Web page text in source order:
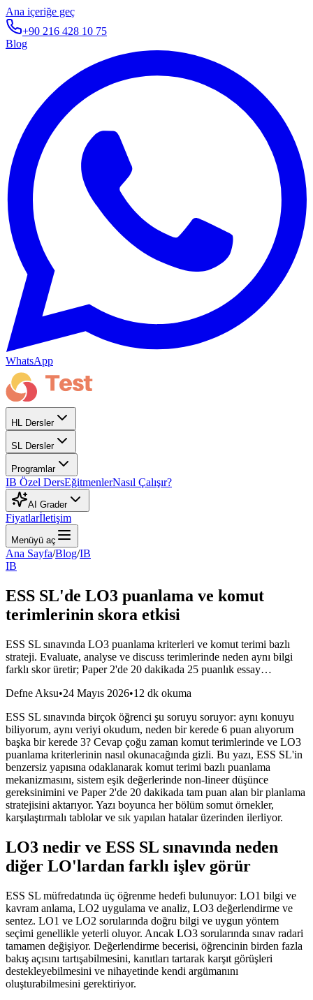
Ana içeriğe geç
+90 216 428 10 75
Blog
WhatsApp
HL Dersler
SL Dersler
Programlar
IB Özel DersEğitmenlerNasıl Çalışır?
AI Grader
Fiyatlarİletişim
Menüyü aç
Ana Sayfa/Blog/IB
IB
ESS SL'de LO3 puanlama ve komut
terimlerinin skora etkisi
ESS SL sınavında LO3 puanlama kriterleri ve komut terimi bazlı
strateji. Evaluate, analyse ve discuss terimlerinde neden aynı bilgi
farklı skor üretir; Paper 2'de 20 dakikada 25 puanlık essay…
Defne Aksu•24 Mayıs 2026•12 dk okuma
ESS SL sınavında birçok öğrenci şu soruyu soruyor: aynı konuyu
biliyorum, aynı veriyi okudum, neden bir kerede 6 puan alıyorum
başka bir kerede 3? Cevap çoğu zaman komut terimlerinde ve LO3
puanlama kriterlerinin nasıl okunacağında gizli. Bu yazı, ESS SL'in
benzersiz yapısına odaklanarak komut terimi bazlı puanlama
mekanizmasını, sistem eşik değerlerinde non-lineer düşünce
gereksinimini ve Paper 2'de 20 dakikada tam puan alan bir planlama
stratejisini aktarıyor. Yazı boyunca her bölüm somut örnekler,
karşılaştırmalı tablolar ve sık yapılan hatalar üzerinden ilerliyor.
LO3 nedir ve ESS SL sınavında neden
diğer LO'lardan farklı işlev görür
ESS SL müfredatında üç öğrenme hedefi bulunuyor: LO1 bilgi ve
kavram anlama, LO2 uygulama ve analiz, LO3 değerlendirme ve
sentez. LO1 ve LO2 sorularında doğru bilgi ve uygun yöntem
seçimi genellikle yeterli oluyor. Ancak LO3 sorularında sınav radari
tamamen değişiyor. Değerlendirme becerisi, öğrencinin birden fazla
bakış açısını tartışabilmesini, kanıtları tartarak karşıt görüşleri
destekleyebilmesini ve nihayetinde kendi argümanını
oluşturabilmesini gerektiriyor.